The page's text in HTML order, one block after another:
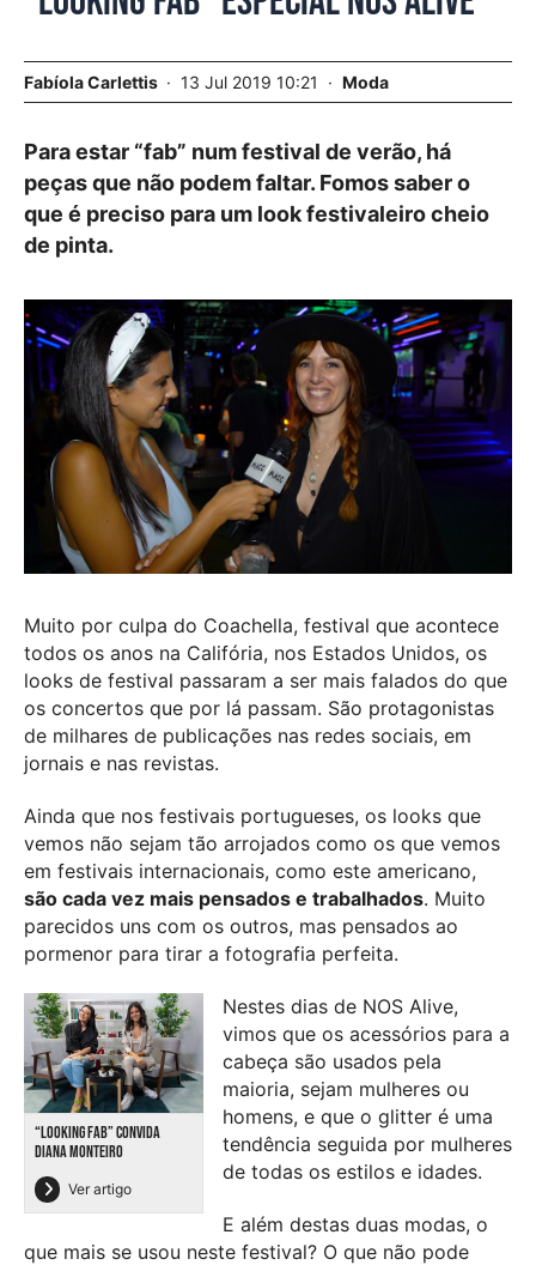
Fabíola Carlettis 13 Jul 2019 10:21 Moda
Para estar “fab” num festival de verão, há
peças que não podem faltar. Fomos saber o
que é preciso para um look festivaleiro cheio
de pinta.
Muito por culpa do Coachella, festival que acontece
todos os anos na Califória, nos Estados Unidos, os
looks de festival passaram a ser mais falados do que
os concertos que por lá passam. São protagonistas
de milhares de publicações nas redes sociais, em
jornais e nas revistas.
Ainda que nos festivais portugueses, os looks que
vemos não sejam tão arrojados como os que vemos
em festivais internacionais, como este americano,
são cada vez mais pensados e trabalhados. Muito
parecidos uns com os outros, mas pensados ao
pormenor para tirar a fotografia perfeita.
“LOOKING FAB” CONVIDA
DIANA MONTEIRO
Ver artigo
Nestes dias de NOS Alive,
vimos que os acessórios para a
cabeça são usados pela
maioria, sejam mulheres ou
homens, e que o glitter é uma
tendência seguida por mulheres
de todas os estilos e idades.
E além destas duas modas, o
que mais se usou neste festival? O que não pode